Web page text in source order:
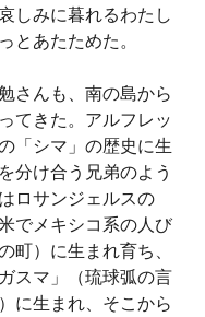
しみに暮れるわたし
とあたためた。
さんも、南の島から
てきた。アルフレッ
「シマ」の歴史に生
分け合う兄弟のよう
ロサンジェルスの
でメキシコ系の人び
町）に生まれ育ち、
スマ」（琉球弧の言
に生まれ、そこから